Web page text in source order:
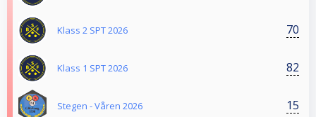
Klass 2 SPT 2026 70
Klass 1 SPT 2026 82
Stegen - Våren 2026 15